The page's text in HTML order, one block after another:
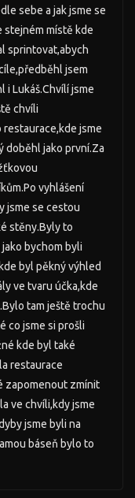
sebe a jak jsme se
stejném místě kde
sprintovat,abych
jsem
i Lukáš.Chvílí jsme
chvíli
jsme
doběhl jako první.Za
vyhlášení
jsme se cestou
stěny.Byly to
bychom byli
byl pěkný výhled
ve tvaru účka,kde
tam ještě trochu
co jsme si prošli
kde byl také
restaurace
zapomenout zmínit
ve chvíli,kdy jsme
jsme byli na
báseň bylo to